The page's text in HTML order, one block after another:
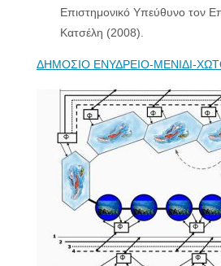
Επιστημονικό Υπεύθυνο τον
Κατσέλη (2008).
ΔΗΜΟΣΙΟ ΕΝΥΔΡΕΙΟ-ΜΕΝΙΔΙ-